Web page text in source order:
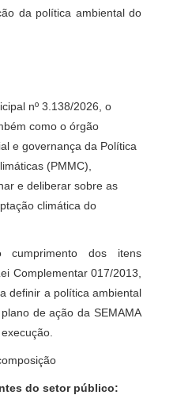
da política ambiental do
nº 3.138/2026, o
como o órgão
e governança da Política
(PMMC),
e deliberar sobre as
climática do
dos itens
Complementar 017/2013,
definir a política ambiental
de ação da SEMAMA
do setor público: